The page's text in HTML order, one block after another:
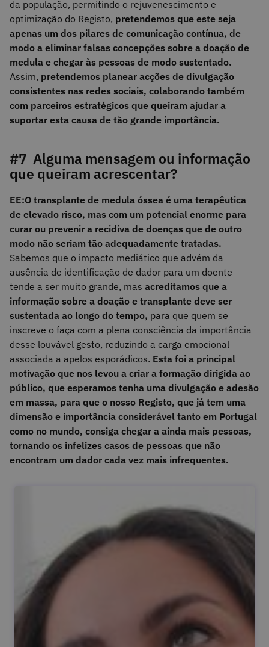
da população, permitindo o rejuvenescimento e
optimização do Registo, pretendemos que este seja
apenas um dos pilares de comunicação contínua, de
modo a eliminar falsas concepções sobre a doação de
medula e chegar às pessoas de modo sustentado.
Assim, pretendemos planear acções de divulgação
consistentes nas redes sociais, colaborando também
com parceiros estratégicos que queiram ajudar a
suportar esta causa de tão grande importância.
#7 Alguma mensagem ou informação
que queiram acrescentar?
EE:O transplante de medula óssea é uma terapêutica
de elevado risco, mas com um potencial enorme para
curar ou prevenir a recidiva de doenças que de outro
modo não seriam tão adequadamente tratadas.
Sabemos que o impacto mediático que advém da
ausência de identificação de dador para um doente
tende a ser muito grande, mas acreditamos que a
informação sobre a doação e transplante deve ser
sustentada ao longo do tempo, para que quem se
inscreve o faça com a plena consciência da importância
desse louvável gesto, reduzindo a carga emocional
associada a apelos esporádicos. Esta foi a principal
motivação que nos levou a criar a formação dirigida ao
público, que esperamos tenha uma divulgação e adesão
em massa, para que o nosso Registo, que já tem uma
dimensão e importância considerável tanto em Portugal
como no mundo, consiga chegar a ainda mais pessoas,
tornando os infelizes casos de pessoas que não
encontram um dador cada vez mais infrequentes.